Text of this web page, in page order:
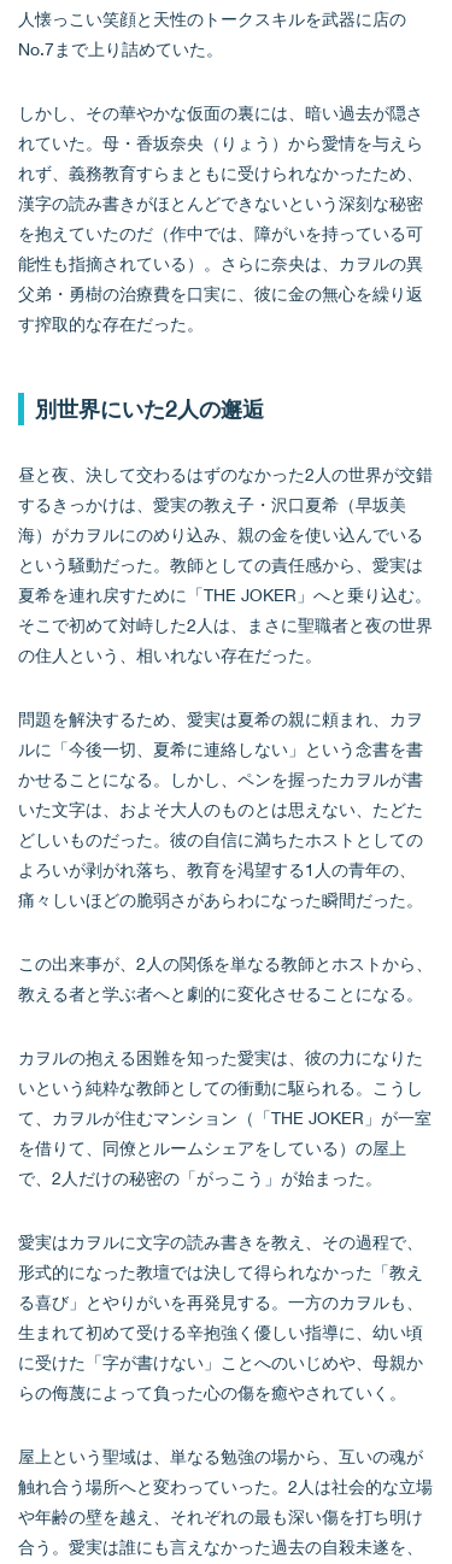
人懐っこい笑顔と天性のトークスキルを武器に店の
No.7まで上り詰めていた。
しかし、その華やかな仮面の裏には、暗い過去が隠さ
れていた。母・香坂奈央（りょう）から愛情を与えら
れず、義務教育すらまともに受けられなかったため、
漢字の読み書きがほとんどできないという深刻な秘密
を抱えていたのだ（作中では、障がいを持っている可
能性も指摘されている）。さらに奈央は、カヲルの異
父弟・勇樹の治療費を口実に、彼に金の無心を繰り返
す搾取的な存在だった。
別世界にいた2人の邂逅
昼と夜、決して交わるはずのなかった2人の世界が交錯
するきっかけは、愛実の教え子・沢口夏希（早坂美
海）がカヲルにのめり込み、親の金を使い込んでいる
という騒動だった。教師としての責任感から、愛実は
夏希を連れ戻すために「THE JOKER」へと乗り込む。
そこで初めて対峙した2人は、まさに聖職者と夜の世界
の住人という、相いれない存在だった。
問題を解決するため、愛実は夏希の親に頼まれ、カヲ
ルに「今後一切、夏希に連絡しない」という念書を書
かせることになる。しかし、ペンを握ったカヲルが書
いた文字は、およそ大人のものとは思えない、たどた
どしいものだった。彼の自信に満ちたホストとしての
よろいが剥がれ落ち、教育を渇望する1人の青年の、
痛々しいほどの脆弱さがあらわになった瞬間だった。
この出来事が、2人の関係を単なる教師とホストから、
教える者と学ぶ者へと劇的に変化させることになる。
カヲルの抱える困難を知った愛実は、彼の力になりた
いという純粋な教師としての衝動に駆られる。こうし
て、カヲルが住むマンション（「THE JOKER」が一室
を借りて、同僚とルームシェアをしている）の屋上
で、2人だけの秘密の「がっこう」が始まった。
愛実はカヲルに文字の読み書きを教え、その過程で、
形式的になった教壇では決して得られなかった「教え
る喜び」とやりがいを再発見する。一方のカヲルも、
生まれて初めて受ける辛抱強く優しい指導に、幼い頃
に受けた「字が書けない」ことへのいじめや、母親か
らの侮蔑によって負った心の傷を癒やされていく。
屋上という聖域は、単なる勉強の場から、互いの魂が
触れ合う場所へと変わっていった。2人は社会的な立場
や年齢の壁を越え、それぞれの最も深い傷を打ち明け
合う。愛実は誰にも言えなかった過去の自殺未遂を、